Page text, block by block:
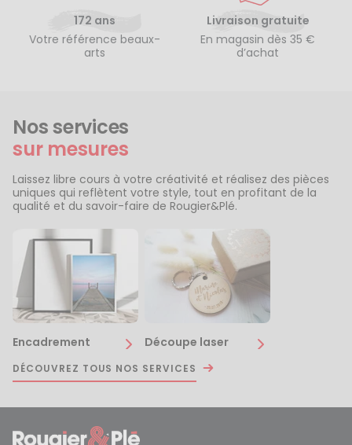
172 ans
Votre référence beaux-
arts
Livraison gratuite
En magasin dès 35 €
d’achat
Nos services
sur mesures
Laissez libre cours à votre créativité et réalisez des pièces
uniques qui reflètent votre style, tout en profitant de la
qualité et du savoir-faire de Rougier&Plé.
Encadrement Découpe laser
DÉCOUVREZ TOUS NOS SERVICES